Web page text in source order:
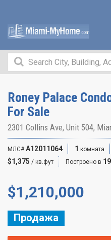
Roney Palace
For Sale
2301 Collins Ave, Unit 504,
МЛС# A12011064 1 комната
$1,375 / кв.фут Построено в
$1,210,000
Продажа